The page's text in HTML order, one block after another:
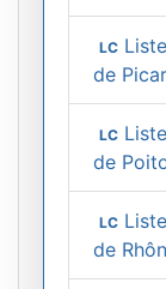
LC
de
LC
de
LC
de